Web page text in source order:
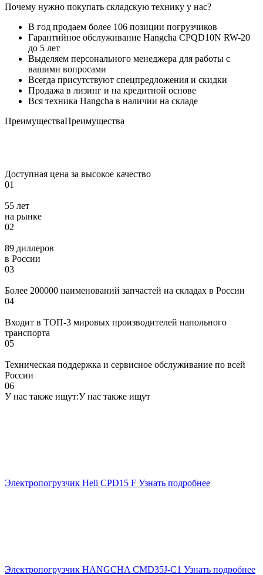
Почему нужно покупать складскую технику у нас?
В год продаем более 106 позиции погрузчиков
Гарантийное обслуживание Hangcha CPQD10N RW-20
до 5 лет
Выделяем персонального менеджера для работы с
вашими вопросами
Всегда присутствуют спецпредложения и скидки
Продажа в лизинг и на кредитной основе
Вся техника Hangcha в наличии на складе
ПреимуществаПреимущества
Доступная цена за высокое качество
01
55 лет
на рынке
02
89 диллеров
в России
03
Более 200000 наименований запчастей на складах в России
04
Входит в ТОП-3 мировых производителей напольного
транспорта
05
Техническая поддержка и сервисное обслуживание по всей
России
06
У нас также ищут:У нас также ищут
Электропогрузчик Heli CPD15 F Узнать подробнее
Электропогрузчик HANGCHA CMD35J-C1 Узнать подробнее